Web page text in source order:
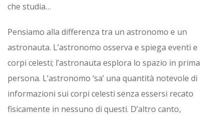
che studia…
Pensiamo alla differenza tra un astronomo e un
astronauta. L’astronomo osserva e spiega eventi e
corpi celesti; l’astronauta esplora lo spazio in prima
persona. L’astronomo ‘sa’ una quantità notevole di
informazioni sui corpi celesti senza essersi recato
fisicamente in nessuno di questi. D’altro canto,